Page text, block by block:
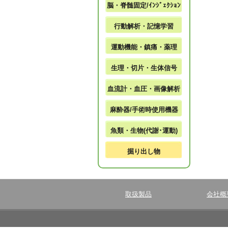
脳・脊髄固定/ｲﾝｼﾞｪｸｼｮﾝ
行動解析・記憶学習
運動機能・鎮痛・薬理
生理・切片・生体信号
血流計・血圧・画像解析
麻酔器/手術時使用機器
魚類・生物(代謝･運動)
掘り出し物
取扱製品 会社概